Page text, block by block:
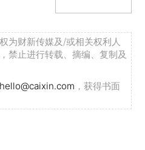
为财新传媒及/或相关权利人
禁止进行转载、摘编、复制及
hello@caixin.com ，获得书面